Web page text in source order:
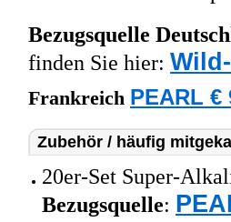
Bezugsquelle
finden Sie hier:
Frankreich PEARL €
Zubehör / häufig
20er-Set Super-
Bezugsquelle: